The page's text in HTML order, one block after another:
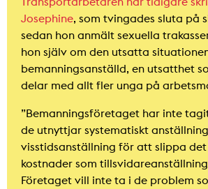
Josephine, som tvingades sluta på
sedan hon anmält sexuella
hon själv om den utsatta
bemanningsanställd, en utsatthet
delar med allt fler unga på
”Bemanningsföretaget har inte
de utnyttjar systematiskt
visstidsanställning för att slippa
kostnader som
Företaget vill inte ta i de problem